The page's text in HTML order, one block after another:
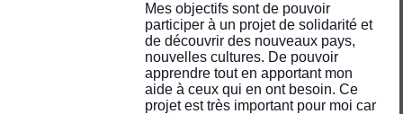
Mes objectifs sont de pouvoir
participer à un projet de solidarité et
de découvrir des nouveaux pays,
nouvelles cultures. De pouvoir
apprendre tout en apportant mon
aide à ceux qui en ont besoin. Ce
projet est très important pour moi car